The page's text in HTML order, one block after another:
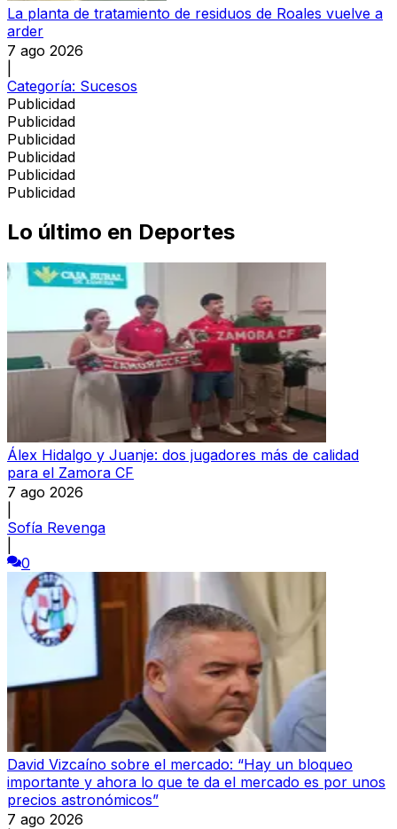
La planta de tratamiento de residuos de Roales vuelve a
arder
7 ago 2026
Categoría: Sucesos
Publicidad
Publicidad
Publicidad
Publicidad
Publicidad
Publicidad
Lo último en Deportes
Álex Hidalgo y Juanje: dos jugadores más de calidad
para el Zamora CF
7 ago 2026
Sofía Revenga
0
David Vizcaíno sobre el mercado: “Hay un bloqueo
importante y ahora lo que te da el mercado es por unos
precios astronómicos”
7 ago 2026